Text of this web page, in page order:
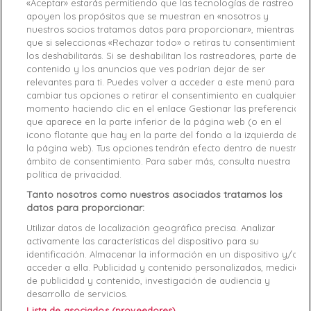
Reference M91L24-JBLK L
Data sheet
Couleur Noir
Matière Coton
Conseil pointure Prenez votre pointure habituelle
Genre Homme
RAYON Vêtements
Démarque 55 %
Specific References
ean13 7613402539356
«Aceptar» estarás permitiendo que las tecnologías de rastreo
apoyen los propósitos que se muestran en «nosotros y
nuestros socios tratamos datos para proporcionar», mientras
que si seleccionas «Rechazar todo» o retiras tu consentimiento,
los deshabilitarás. Si se deshabilitan los rastreadores, parte del
contenido y los anuncios que ves podrían dejar de ser
relevantes para ti. Puedes volver a acceder a este menú para
cambiar tus opciones o retirar el consentimiento en cualquier
momento haciendo clic en el enlace Gestionar las preferencias
que aparece en la parte inferior de la página web (o en el
icono flotante que hay en la parte del fondo a la izquierda de
la página web). Tus opciones tendrán efecto dentro de nuestro
ámbito de consentimiento. Para saber más, consulta nuestra
política de privacidad.
Tanto nosotros como nuestros asociados tratamos los
datos para proporcionar:
Utilizar datos de localización geográfica precisa. Analizar
activamente las características del dispositivo para su
identificación. Almacenar la información en un dispositivo y/o
acceder a ella. Publicidad y contenido personalizados, medición
de publicidad y contenido, investigación de audiencia y
desarrollo de servicios.